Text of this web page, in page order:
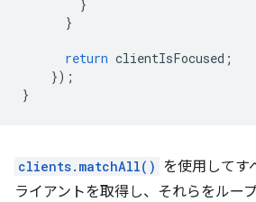
}
}
return clientIsFocused ;
});
}
clients.matchAll() を使用してす
ライアントを取得し、それらをルー